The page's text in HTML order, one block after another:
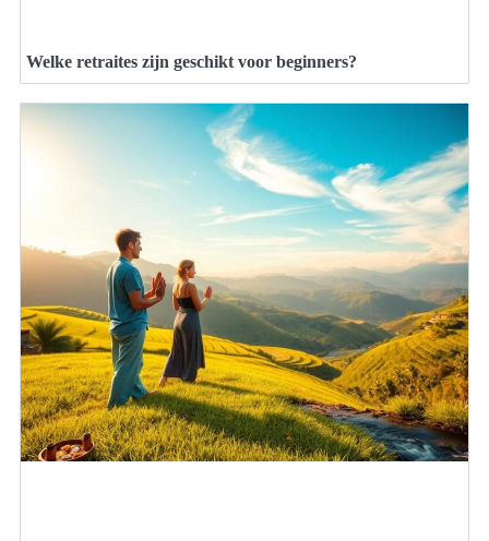
Welke retraites zijn geschikt voor beginners?